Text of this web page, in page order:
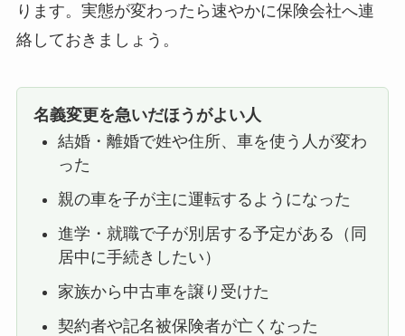
ります。実態が変わったら速やかに保険会社へ連
絡しておきましょう。
名義変更を急いだほうがよい人
結婚・離婚で姓や住所、車を使う人が変わ
った
親の車を子が主に運転するようになった
進学・就職で子が別居する予定がある（同
居中に手続きしたい）
家族から中古車を譲り受けた
契約者や記名被保険者が亡くなった